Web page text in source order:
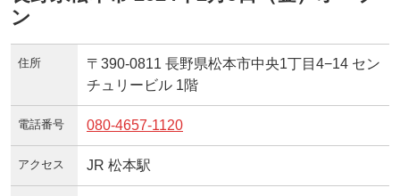
ン
住所
〒390-0811 長野県松本市中央1丁目4−14 セン
チュリービル 1階
電話番号 080-4657-1120
アクセス JR 松本駅